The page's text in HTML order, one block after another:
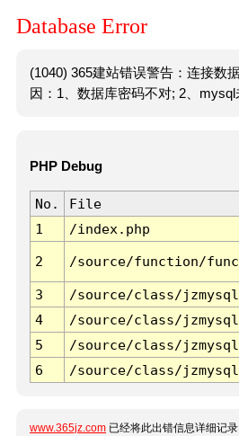
Database Error
(1040) 365建站错误警告：连接数
因：1、数据库密码不对; 2、mysql
PHP Debug
No. File
1
/index.php
2 /source/function/
3 /source/class/
4
/source/class/
5
/source/class/
6
/source/class/
www.365jz.com 已经将此出错信息详细记